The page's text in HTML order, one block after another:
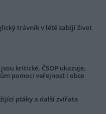
trávník v létě zabíjí život
kritické. ČSOP ukazuje,
pomoci veřejnost i obce
ptáky a další zvířata